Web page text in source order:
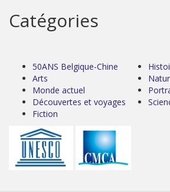
Catégories
50ANS Belgique-Chine
Arts
Monde actuel
Découvertes et voyages
Fiction